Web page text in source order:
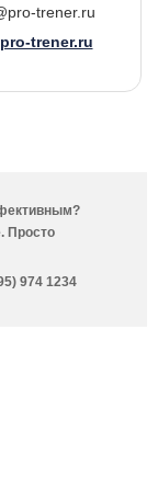
trener.ru
trener.ru
Просто
974 1234